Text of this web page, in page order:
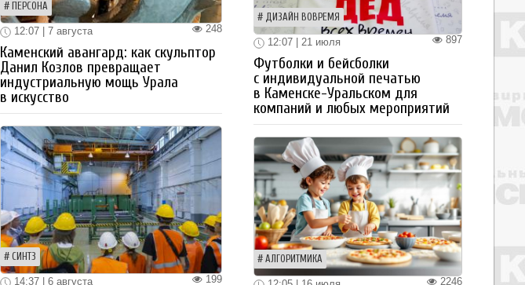
ПЕРСОНА
248
12:07 | 7 августа
Каменский авангард: как скульптор
Данил Козлов превращает
индустриальную мощь Урала
в искусство
СИНТЗ
199
14:37 | 6 августа
ДИЗАЙН ВОВРЕМЯ
897
12:07 | 21 июля
Футболки и бейсболки
с индивидуальной печатью
в Каменске-Уральском для
компаний и любых мероприятий
АЛГОРИТМИКА
2246